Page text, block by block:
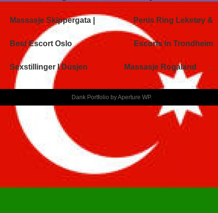
Massasje Skippergata |
Best Escort Oslo
Sexstillinger I Dusjen
Penis Ring Leketøy &
Escorts In Trondheim
Massasje Rogaland
Dank Portfolio byAperture WP.